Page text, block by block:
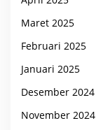
Maret 2025
Februari 2025
Januari 2025
Desember 2024
November 2024